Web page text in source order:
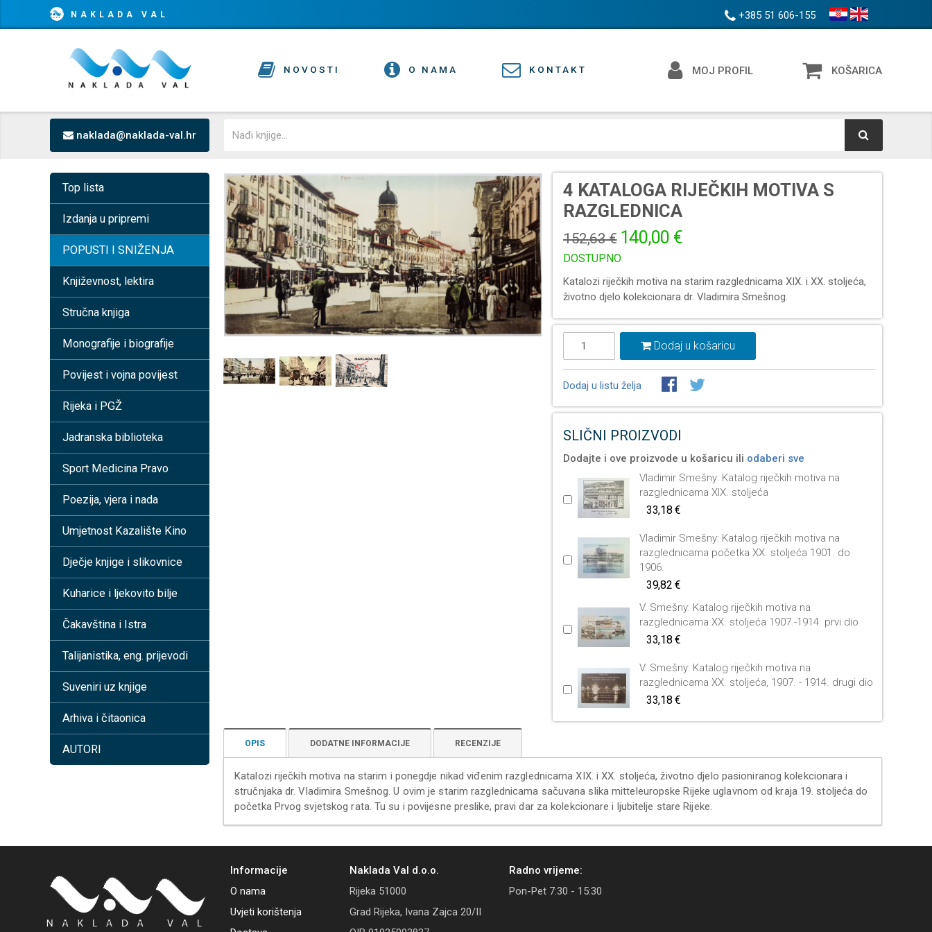
NAKLADA VAL +385 51 606-155
NOVOSTI O NAMA KONTAKT MOJ PROFIL KOŠARICA
naklada@naklada-val.hr
4 KATALOGA RIJEČKIH MOTIVA S
RAZGLEDNICA
152,63 € 140,00 €
DOSTUPNO
Katalozi riječkih motiva na starim razglednicama XIX. i XX. stoljeća,
životno djelo kolekcionara dr. Vladimira Smešnog.
Dodaj u košaricu
Dodaj u listu želja
SLIČNI PROIZVODI
Dodajte i ove proizvode u košaricu ili odaberi sve
Vladimir Smešny: Katalog riječkih motiva na
razglednicama XIX. stoljeća
33,18 €
Vladimir Smešny: Katalog riječkih motiva na
razglednicama početka XX. stoljeća 1901. do
1906.
39,82 €
V. Smešny: Katalog riječkih motiva na
razglednicama XX. stoljeća 1907.-1914. prvi dio
33,18 €
V. Smešny: Katalog riječkih motiva na
razglednicama XX. stoljeća, 1907. - 1914. drugi dio
33,18 €
OPIS DODATNE INFORMACIJE RECENZIJE
Katalozi riječkih motiva na starim i ponegdje nikad viđenim razglednicama XIX. i XX. stoljeća, životno djelo pasioniranog kolekcionara i
stručnjaka dr. Vladimira Smešnog. U ovim je starim razglednicama sačuvana slika mitteleuropske Rijeke uglavnom od kraja 19. stoljeća do
početka Prvog svjetskog rata. Tu su i povijesne preslike, pravi dar za kolekcionare i ljubitelje stare Rijeke.
Top lista
Izdanja u pripremi
POPUSTI I SNIŽENJA
Književnost, lektira
Stručna knjiga
Monografije i biografije
Povijest i vojna povijest
Rijeka i PGŽ
Jadranska biblioteka
Sport Medicina Pravo
Poezija, vjera i nada
Umjetnost Kazalište Kino
Dječje knjige i slikovnice
Kuharice i ljekovito bilje
Čakavština i Istra
Talijanistika, eng. prijevodi
Suveniri uz knjige
Arhiva i čitaonica
AUTORI
Informacije
O nama
Uvjeti korištenja
Naklada Val d.o.o.
Rijeka 51000
Grad Rijeka, Ivana Zajca 20/II
Radno vrijeme:
Pon-Pet 7:30 - 15:30